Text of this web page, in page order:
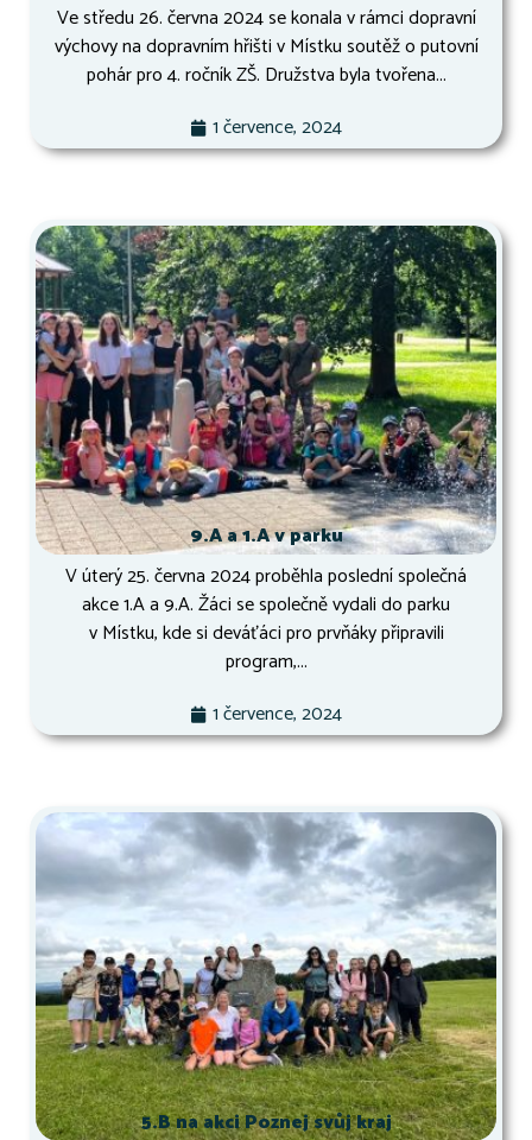
Ve středu 26. června 2024 se konala v rámci dopravní
výchovy na dopravním hřišti v Místku soutěž o putovní
pohár pro 4. ročník ZŠ. Družstva byla tvořena...
1 července, 2024
9.A a 1.A v parku
V úterý 25. června 2024 proběhla poslední společná
akce 1.A a 9.A. Žáci se společně vydali do parku
v Místku, kde si deváťáci pro prvňáky připravili
program,...
1 července, 2024
5.B na akci Poznej svůj kraj